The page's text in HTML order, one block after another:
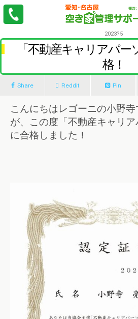
2023?5
「不動産キャリアパー
格！
Share Reddit Pin
こんにちはレゴーニの小野
が、この度「不動産キャリ
に合格しました！